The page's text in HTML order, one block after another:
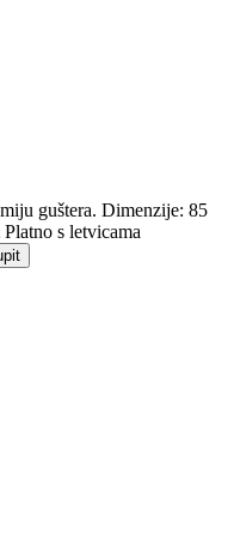
guštera. Dimenzije: 85
s letvicama